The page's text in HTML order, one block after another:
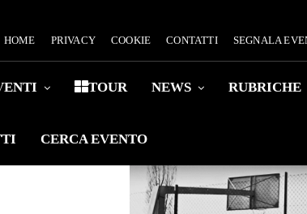
HOME PRIVACY COOKIE CONTATTI SEGNALA
TOUR NEWS RUBRICHE
CERCA EVENTO